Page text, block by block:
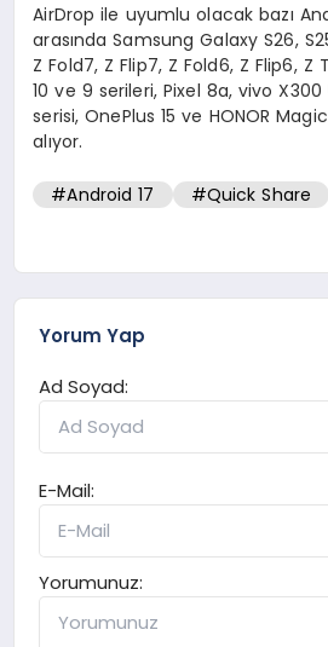
AirDrop ile uyumlu olacak bazı
arasında Samsung Galaxy S26,
Z Fold7, Z Flip7, Z Fold6, Z Flip6, Z
10 ve 9 serileri, Pixel 8a, vivo X300
serisi, OnePlus 15 ve HONOR
alıyor.
#Android 17 #Quick Share
Yorum Yap
Ad Soyad:
E-Mail:
Yorumunuz: